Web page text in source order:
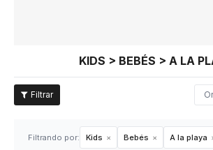
KIDS > BEBÉS > A LA
Filtrando por: Kids Bebés A la playa